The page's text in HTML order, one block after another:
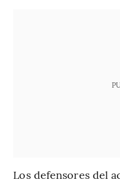
Los defensores del